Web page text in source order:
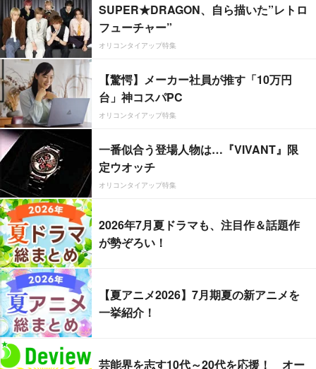
SUPER★DRAGON、自ら描いた”レトロ
フューチャー”
オリコンタイアップ特集
【驚愕】メーカー社員が推す「10万円
台」神コスパPC
オリコンタイアップ特集
一番似合う登場人物は…『VIVANT』限
定ウオッチ
オリコンタイアップ特集
2026年7月夏ドラマも、注目作＆話題作
が勢ぞろい！
【夏アニメ2026】7月期夏の新アニメを
一挙紹介！
芸能界を志す10代～20代を応援！ オー